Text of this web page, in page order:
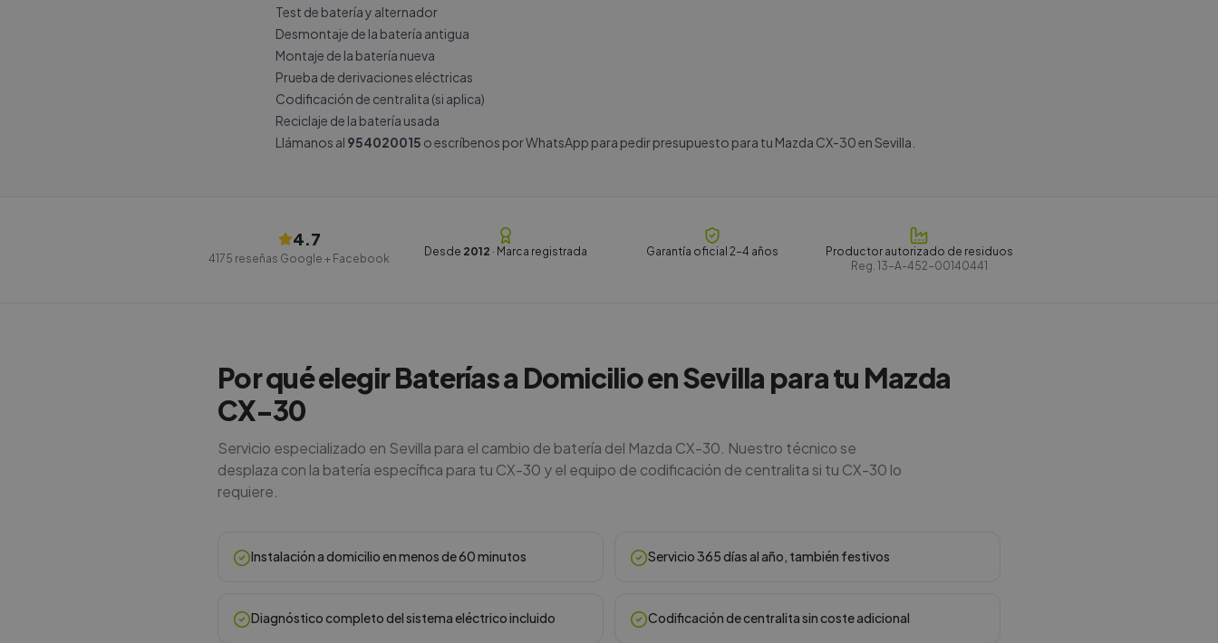
Test de batería y alternador
Desmontaje de la batería antigua
Montaje de la batería nueva
Prueba de derivaciones eléctricas
Codificación de centralita (si aplica)
Reciclaje de la batería usada
Llámanos al 954020015 o escríbenos porWhatsApp para pedir presupuesto para tu Mazda CX-30 en Sevilla.
4.7
4175 reseñas Google + Facebook
Desde 2012 · Marca registrada Garantía oficial 2-4 años
Productor autorizado de residuos
Reg. 13-A-452-00140441
Por qué elegir Baterías a Domicilio en Sevilla para tu Mazda
CX-30
Servicio especializado en Sevilla para el cambio de batería del Mazda CX-30. Nuestro técnico se
desplaza con la batería específica para tu CX-30 y el equipo de codificación de centralita si tu CX-30 lo
requiere.
Instalación a domicilio en menos de 60 minutos Servicio 365 días al año, también festivos
Diagnóstico completo del sistema eléctrico incluido Codificación de centralita sin coste adicional